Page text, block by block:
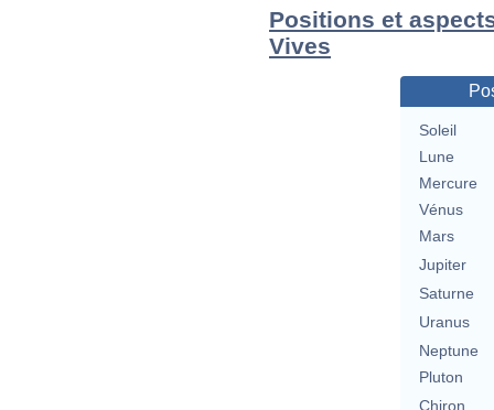
Positions et
Vives
Soleil
Lune
Mercure
Vénus
Mars
Jupiter
Saturne
Uranus
Neptune
Pluton
Chiron